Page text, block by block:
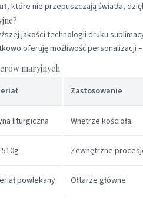
, które nie przepuszczają światła,
jakości technologii druku
oferuję możliwość personalizacji
maryjnych
Zastosowanie
liturgiczna Wnętrze kościoła
510g Zewnętrzne
powlekany Ołtarze główne